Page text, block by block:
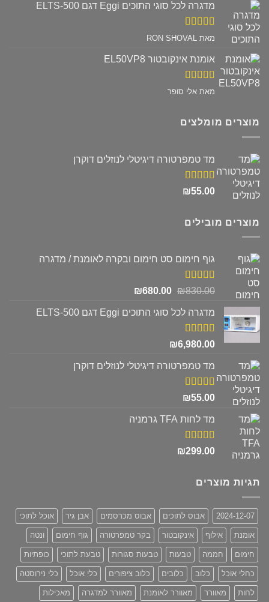
מדגרה לכל סוגי התוכים Eggi דגם ELTS-500
דורג 5מתוך
מאת RON SHOVAL
אומנת אינקובטור EL50VP8
דורג 5מתוך
מאת אלי סופר
מוצרים מומלצים
מד טמפרטורה דיגיטלי לנוזלים דוקרן
דורג5.00
₪55.00
מוצרים מובילים
גוף חימום סט חימום ובקרה לאומנת / מדגרה
דורג5.00
₪830.00
המחיר
היה:
₪680.00
המחיר
הוא:
מדגרה לכל סוגי התוכים Eggi דגם ELTS-500
דורג5.00
₪6,980.00
מד טמפרטורה דיגיטלי לנוזלים דוקרן
דורג5.00
₪55.00
מד לחות TFA גרמניה
דורג5.00
₪299.00
תגיות מוצרים
2024-12-07 אבוס לתוכים אבוס מכרסמים אבן גיר אוכל לתוכי
אומנת אילוף אינקובטור בקר טמפרטורה גוף חימום ונטה
חימום חממה טבעות טבעות סגורות טבעת לתוכי כופתיות
כחלי אוכל כלוב כלובים כלוב ציפורים כלי אוכל כלי נירוסטה
לחות מאוורר מאוורר לאומנת מאוורר למדגרה מאכילות